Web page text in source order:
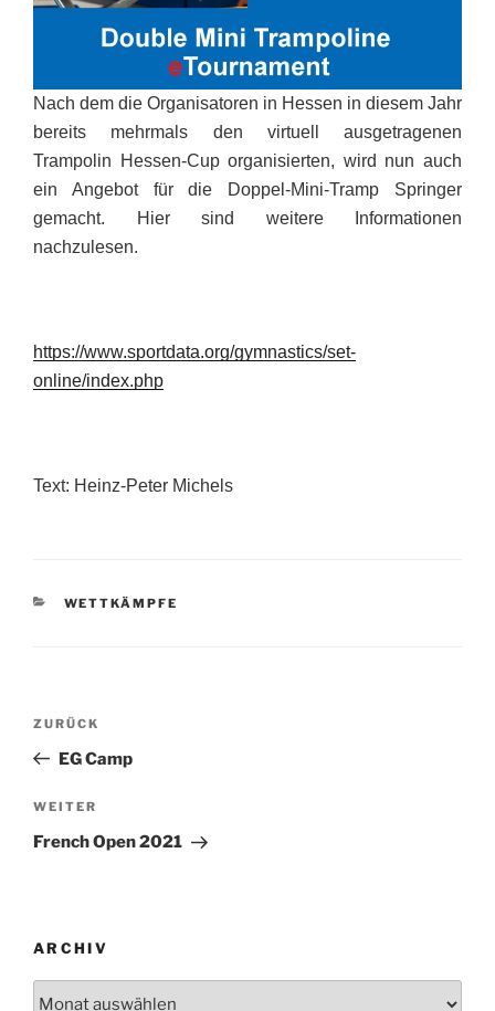
Nach dem die Organisatoren in Hessen in diesem Jahr
bereits mehrmals den virtuell ausgetragenen
Trampolin Hessen-Cup organisierten, wird nun auch
ein Angebot für die Doppel-Mini-Tramp Springer
gemacht. Hier sind weitere Informationen
nachzulesen.
https://www.sportdata.org/gymnastics/set-
online/index.php
Text: Heinz-Peter Michels
KATEGORIEN
WETTKÄMPFE
Beitragsnavigation
Vorheriger
Beitrag
ZURÜCK
EG Camp
Nächster
Beitrag
WEITER
French Open 2021
ARCHIV